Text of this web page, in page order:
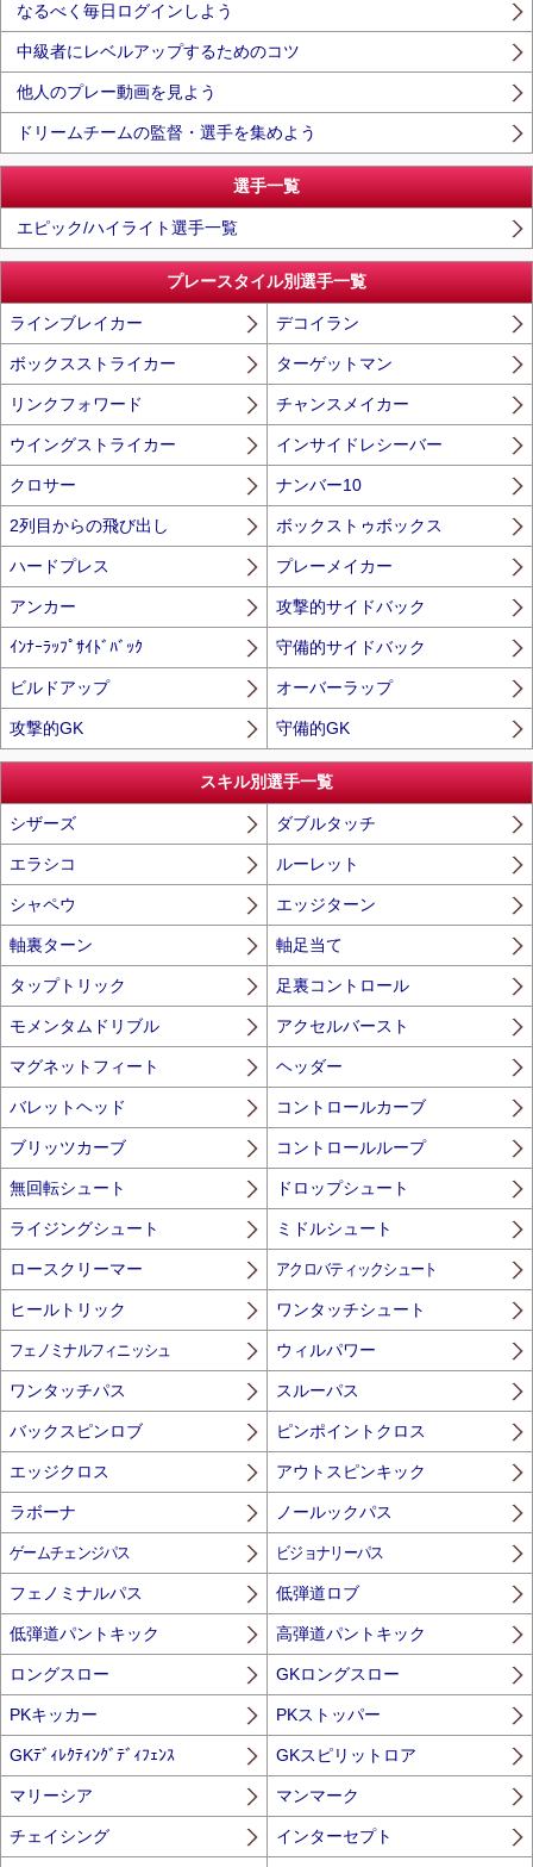
なるべく毎日ログインしよう
中級者にレベルアップするためのコツ
他人のプレー動画を見よう
ドリームチームの監督・選手を集めよう
選手一覧
エピック/ハイライト選手一覧
プレースタイル別選手一覧
ラインブレイカー デコイラン
ボックスストライカー ターゲットマン
リンクフォワード チャンスメイカー
ウイングストライカー インサイドレシーバー
クロサー ナンバー10
2列目からの飛び出し ボックストゥボックス
ハードプレス プレーメイカー
アンカー 攻撃的サイドバック
ｲﾝﾅｰﾗｯﾌﾟｻｲﾄﾞﾊﾞｯｸ 守備的サイドバック
ビルドアップ オーバーラップ
攻撃的GK 守備的GK
スキル別選手一覧
シザーズ ダブルタッチ
エラシコ ルーレット
シャペウ エッジターン
軸裏ターン 軸足当て
タップトリック 足裏コントロール
モメンタムドリブル アクセルバースト
マグネットフィート ヘッダー
バレットヘッド コントロールカーブ
ブリッツカーブ コントロールループ
無回転シュート ドロップシュート
ライジングシュート ミドルシュート
ロースクリーマー アクロバティックシュート
ヒールトリック ワンタッチシュート
フェノミナルフィニッシュ ウィルパワー
ワンタッチパス スルーパス
バックスピンロブ ピンポイントクロス
エッジクロス アウトスピンキック
ラボーナ ノールックパス
ゲームチェンジパス ビジョナリーパス
フェノミナルパス 低弾道ロブ
低弾道パントキック 高弾道パントキック
ロングスロー GKロングスロー
PKキッカー PKストッパー
GKﾃﾞｨﾚｸﾃｨﾝｸﾞﾃﾞｨﾌｪﾝｽ GKスピリットロア
マリーシア マンマーク
チェイシング インターセプト